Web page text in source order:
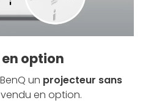
option
un projecteur sans
en option.